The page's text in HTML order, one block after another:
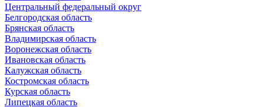
Центральный федеральный округ
Белгородская область
Брянская область
Владимирская область
Воронежская область
Ивановская область
Калужская область
Костромская область
Курская область
Липецкая область